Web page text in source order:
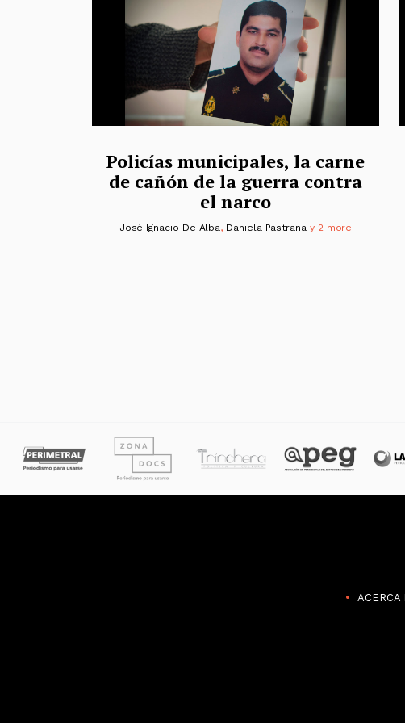
Policías municipales, la carne
de cañón de la guerra contra
el narco
José Ignacio De Alba, Daniela Pastrana y 2 more
ACERCA